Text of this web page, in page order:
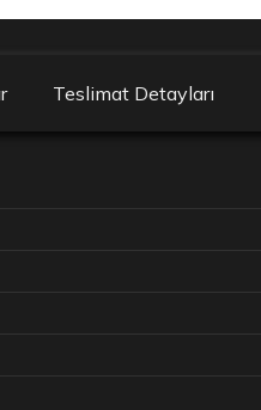
Teslimat Detayları